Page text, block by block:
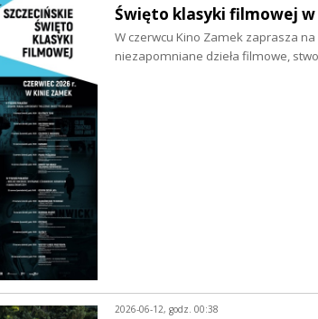
Święto klasyki filmowej w
W czerwcu Kino Zamek zaprasza
niezapomniane dzieła filmowe,
2026-06-12, godz. 00:38